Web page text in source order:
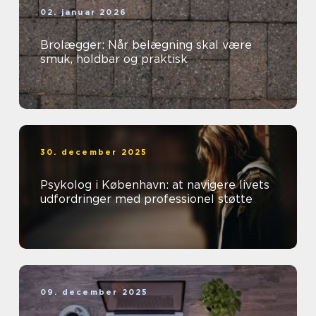
02. januar 2026
Brolægger: Når belægning skal være
smuk, holdbar og praktisk
30. december 2025
Psykolog i København: at navigere livets
udfordringer med professionel støtte
09. december 2025